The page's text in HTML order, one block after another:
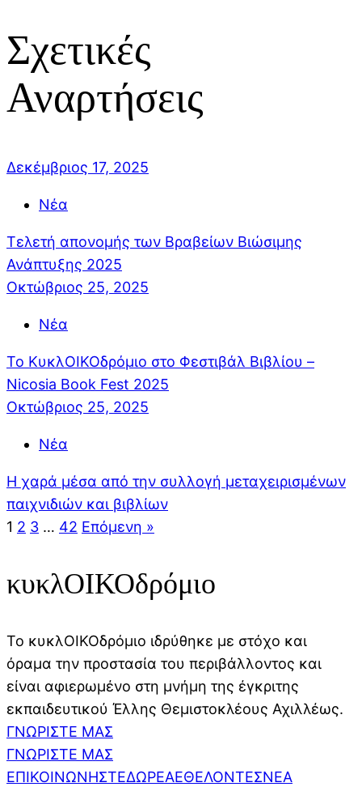
Σχετικές
Αναρτήσεις
Δεκέμβριος 17, 2025
Νέα
Τελετή απονομής των Βραβείων Βιώσιμης
Ανάπτυξης 2025
Οκτώβριος 25, 2025
Νέα
Το ΚυκλΟΙΚΟδρόμιο στο Φεστιβάλ Βιβλίου –
Nicosia Book Fest 2025
Οκτώβριος 25, 2025
Νέα
Η χαρά μέσα από την συλλογή μεταχειρισμένων
παιχνιδιών και βιβλίων
1 2 3 … 42 Επόμενη »
κυκλΟΙΚΟδρόμιο
Το κυκλΟΙΚΟδρόμιο ιδρύθηκε με στόχο και
όραμα την προστασία του περιβάλλοντος και
είναι αφιερωμένο στη μνήμη της έγκριτης
εκπαιδευτικού Έλλης Θεμιστοκλέους Αχιλλέως.
ΓΝΩΡΙΣΤΕ ΜΑΣ
ΓΝΩΡΙΣΤΕ ΜΑΣ
ΕΠΙΚΟΙΝΩΝΗΣΤΕΔΩΡΕΑΕΘΕΛΟΝΤΕΣΝΕΑ